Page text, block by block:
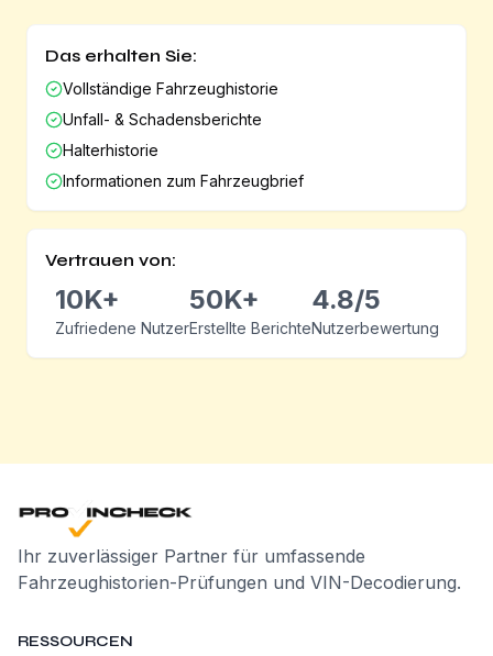
Das erhalten Sie:
Vollständige Fahrzeughistorie
Unfall- & Schadensberichte
Halterhistorie
Informationen zum Fahrzeugbrief
Vertrauen von:
10K+
Zufriedene Nutzer
50K+
Erstellte Berichte
4.8/5
Nutzerbewertung
Ihr zuverlässiger Partner für umfassende
Fahrzeughistorien-Prüfungen und VIN-Decodierung.
RESSOURCEN